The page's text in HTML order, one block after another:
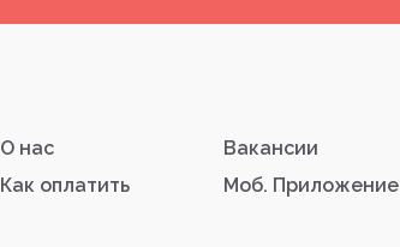
О нас Вакансии
Как оплатить Моб. Приложение